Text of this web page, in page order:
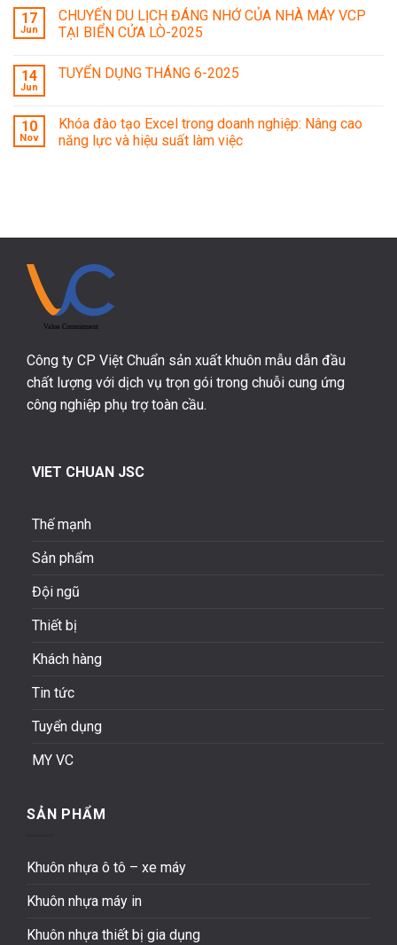
17
Jun
CHUYẾN DU LỊCH ĐÁNG NHỚ CỦA NHÀ MÁY VCP
TẠI BIỂN CỬA LÒ-2025
14
Jun
TUYỂN DỤNG THÁNG 6-2025
10
Nov
Khóa đào tạo Excel trong doanh nghiệp: Nâng cao
năng lực và hiệu suất làm việc
Công ty CP Việt Chuẩn sản xuất khuôn mẫu dẫn đầu
chất lượng với dịch vụ trọn gói trong chuỗi cung ứng
công nghiệp phụ trợ toàn cầu.
VIET CHUAN JSC
Thế mạnh
Sản phẩm
Đội ngũ
Thiết bị
Khách hàng
Tin tức
Tuyển dụng
MY VC
SẢN PHẨM
Khuôn nhựa ô tô – xe máy
Khuôn nhựa máy in
Khuôn nhựa thiết bị gia dụng